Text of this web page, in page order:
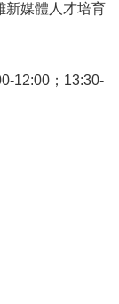
新媒體人才培育
12:00；13:30-